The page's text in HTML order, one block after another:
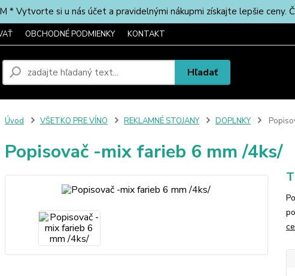
* Vytvorte si u nás účet a pravidelnými nákupmi získajte lepšie ceny.
OBCHODNÉ PODMIENKY KONTAKT
Hľadať
Úvod VŠETKO PRE VÍNO REKLAMNÉ STOJANY DOPLNKY
Popisovač -mix farieb 6 mm /4ks/